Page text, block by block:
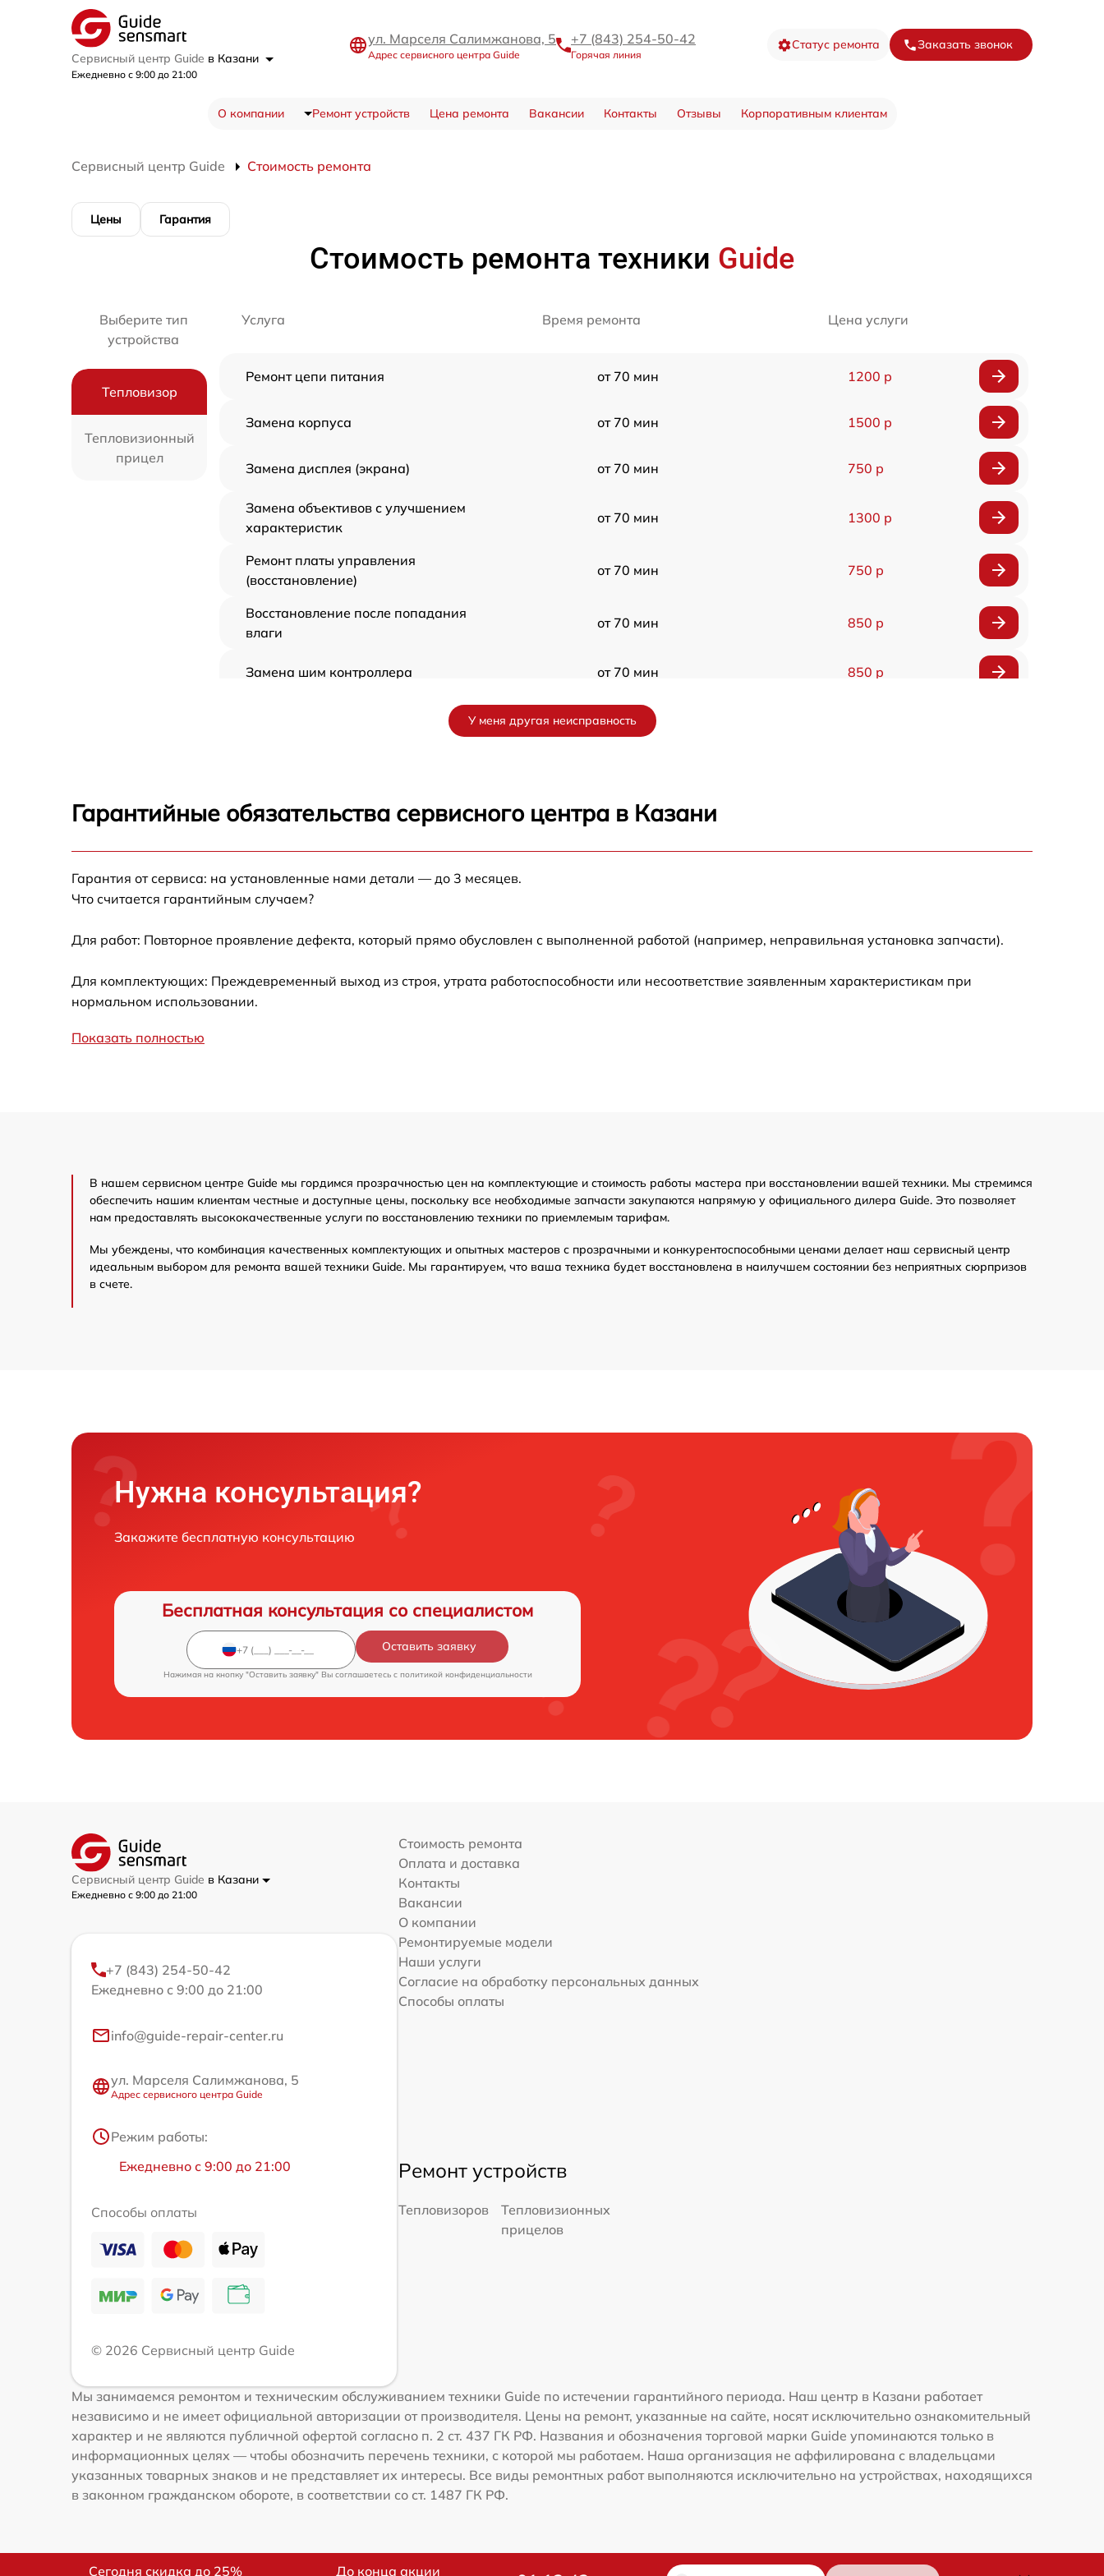
Сервисный центр Guide в Казани
Ежедневно с 9:00 до 21:00
ул. Марселя Салимжанова, 5
Адрес сервисного центра Guide
+7 (843) 254-50-42
Горячая линия
Статус ремонта Заказать звонок
О компании Ремонт устройств Цена ремонта Вакансии Контакты Отзывы Корпоративным клиентам
Сервисный центр Guide Стоимость ремонта
Цены Гарантия
Стоимость ремонта техники Guide
Выберите тип
устройства
Тепловизор
Тепловизионный
прицел
Услуга Время ремонта Цена услуги
Ремонт цепи питания от 70 мин 1200 р
Замена корпуса от 70 мин 1500 р
Замена дисплея (экрана) от 70 мин 750 р
Замена объективов с улучшением
характеристик
от 70 мин 1300 р
Ремонт платы управления
(восстановление)
от 70 мин 750 р
Восстановление после попадания
влаги
от 70 мин 850 р
Замена шим контроллера от 70 мин 850 р
от 70 мин
Замена процессора от 70 мин
Замена ключей управления от 70 мин 590 р
Ремонт разъема
Ремонт электронно-лучевой трубки от 70 мин 1200 р
Замена CORE 1100 р
Прошивка (Обновление ПО) от 70 мин 450 р
Калибровка и настройка
Ремонт Wi-Fi 850 р
450 р
У меня другая неисправность
Гарантийные обязательства сервисного центра в Казани
Гарантия от сервиса: на установленные нами детали — до 3 месяцев.
Что считается гарантийным случаем?
Для работ: Повторное проявление дефекта, который прямо обусловлен с выполненной работой (например, неправильная установка запчасти).
Для комплектующих: Преждевременный выход из строя, утрата работоспособности или несоответствие заявленным характеристикам при
нормальном использовании.
Показать полностью
В нашем сервисном центре Guide мы гордимся прозрачностью цен на комплектующие и стоимость работы мастера при восстановлении вашей техники. Мы стремимся
обеспечить нашим клиентам честные и доступные цены, поскольку все необходимые запчасти закупаются напрямую у официального дилера Guide. Это позволяет
нам предоставлять высококачественные услуги по восстановлению техники по приемлемым тарифам.
Мы убеждены, что комбинация качественных комплектующих и опытных мастеров с прозрачными и конкурентоспособными ценами делает наш сервисный центр
идеальным выбором для ремонта вашей техники Guide. Мы гарантируем, что ваша техника будет восстановлена в наилучшем состоянии без неприятных сюрпризов
в счете.
Нужна консультация?
Закажите бесплатную консультацию
Бесплатная консультация со специалистом
Оставить заявку
Нажимая на кнопку "Оставить заявку" Вы соглашаетесь c политикой конфиденциальности
Сервисный центр Guide в Казани
Ежедневно с 9:00 до 21:00
+7 (843) 254-50-42
Ежедневно с 9:00 до 21:00
info@guide-repair-center.ru
ул. Марселя Салимжанова, 5
Адрес сервисного центра Guide
Режим работы:
Ежедневно с 9:00 до 21:00
Способы оплаты
© 2026 Сервисный центр Guide
Стоимость ремонта
Оплата и доставка
Контакты
Вакансии
О компании
Ремонтируемые модели
Наши услуги
Согласие на обработку персональных данных
Способы оплаты
Ремонт устройств
Тепловизоров
Тепловизионных
прицелов
Мы занимаемся ремонтом и техническим обслуживанием техники Guide по истечении гарантийного периода. Наш центр в Казани работает
независимо и не имеет официальной авторизации от производителя. Цены на ремонт, указанные на сайте, носят исключительно ознакомительный
характер и не являются публичной офертой согласно п. 2 ст. 437 ГК РФ. Названия и обозначения торговой марки Guide упоминаются только в
информационных целях — чтобы обозначить перечень техники, с которой мы работаем. Наша организация не аффилирована с владельцами
указанных товарных знаков и не представляет их интересы. Все виды ремонтных работ выполняются исключительно на устройствах, находящихся
в законном гражданском обороте, в соответствии со ст. 1487 ГК РФ.
Сегодня скидка до 25% До конца акции